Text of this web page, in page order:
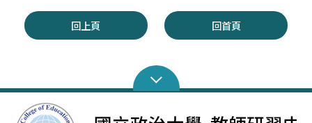
回上頁 回首頁